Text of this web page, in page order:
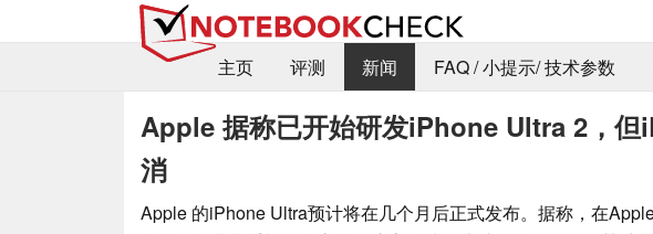
主页
评测 新闻 FAQ / 小提示/ 技术参数
Apple 据称已开始研发iPhone Ultra 2，
消
Apple 的iPhone Ultra预计将在几个月后正式发布。据称，在